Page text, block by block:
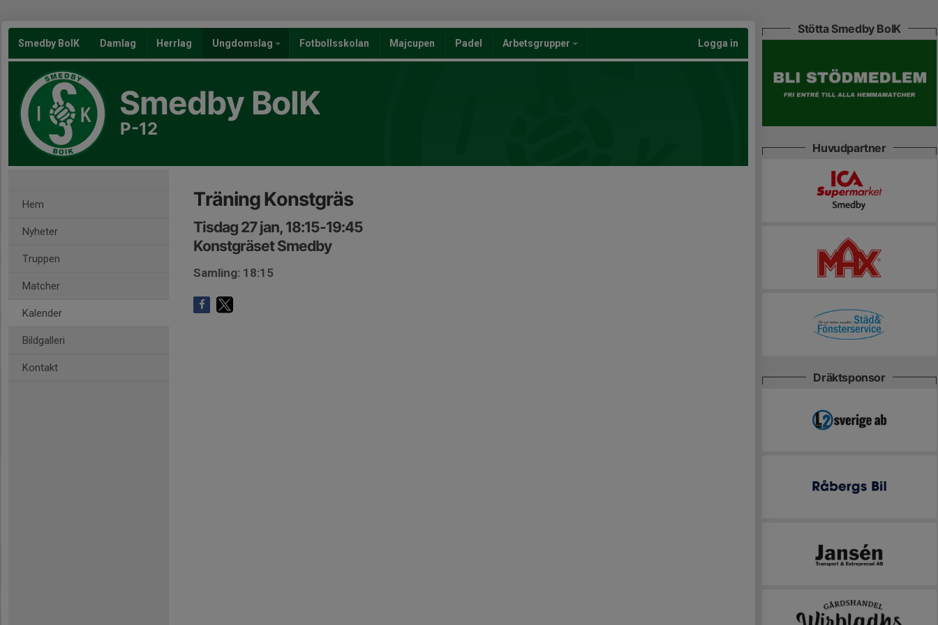
Smedby BoIK Damlag Herrlag Ungdomslag Fotbollsskolan Majcupen Padel Arbetsgrupper Logga in
Smedby BoIK
P-12
Hem
Nyheter
Truppen
Matcher
Kalender
Bildgalleri
Kontakt
Träning Konstgräs
Tisdag 27 jan, 18:15-19:45
Konstgräset Smedby
Samling: 18:15
Stötta Smedby BoIK
Huvudpartner
Dräktsponsor